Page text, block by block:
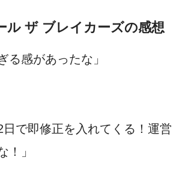
ル ザ ブレイカーズの感想
る感があったな」
日で即修正を入れてくる！運営
！」